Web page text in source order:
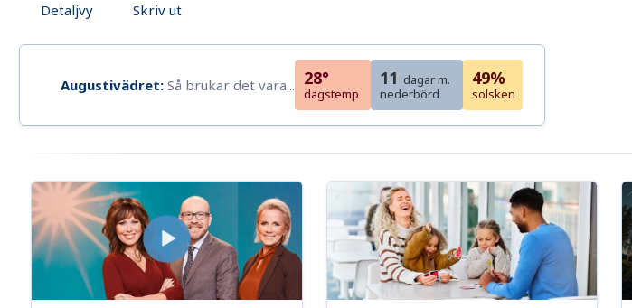
Detaljvy Skriv ut
Augustivädret: Så brukar det vara... 28°
dagstemp
11 dagar m.
nederbörd
49%
solsken